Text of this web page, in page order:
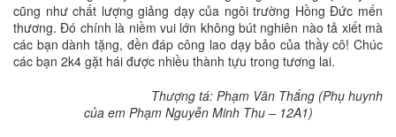
cũng như chất lượng giảng dạy của ngôi trường Hồng Đức mến
thương. Đó chính là niềm vui lớn không bút nghiên nào tả xiết mà
các bạn dành tặng, đền đáp công lao dạy bảo của thầy cô! Chúc
các bạn 2k4 gặt hái được nhiều thành tựu trong tương lai.
Thượng tá: Phạm Văn Thắng (Phụ huynh
của em Phạm Nguyễn Minh Thu – 12A1)